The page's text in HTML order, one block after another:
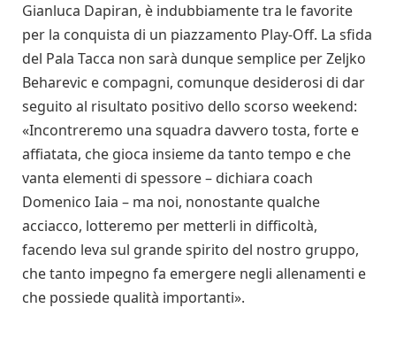
Gianluca Dapiran, è indubbiamente tra le favorite
per la conquista di un piazzamento Play-Off. La sfida
del Pala Tacca non sarà dunque semplice per Zeljko
Beharevic e compagni, comunque desiderosi di dar
seguito al risultato positivo dello scorso weekend:
«Incontreremo una squadra davvero tosta, forte e
affiatata, che gioca insieme da tanto tempo e che
vanta elementi di spessore – dichiara coach
Domenico Iaia – ma noi, nonostante qualche
acciacco, lotteremo per metterli in difficoltà,
facendo leva sul grande spirito del nostro gruppo,
che tanto impegno fa emergere negli allenamenti e
che possiede qualità importanti».